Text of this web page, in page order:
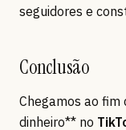
seguidores e
Conclusão
Chegamos ao
dinheiro** no